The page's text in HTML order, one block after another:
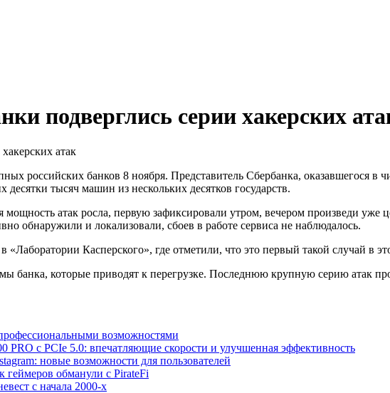
подверглись серии хакерских
российских банков 8 ноября. Представитель Сбербанка, оказавшегося в
тысяч машин из нескольких десятков государств.
мощность атак росла, первую зафиксировали утром, вечером произведи
обнаружили и локализовали, сбоев в работе сервиса не наблюдалось.
Касперского», где отметили, что это первый такой случай в
банка, которые приводят к перегрузке. Последнюю крупную серию атак
возможностями
PRO с PCIe 5.0: впечатляющие скорости и улучшенная эффективность
новые возможности для пользователей
геймеров обманули с PirateFi
с начала 2000-х